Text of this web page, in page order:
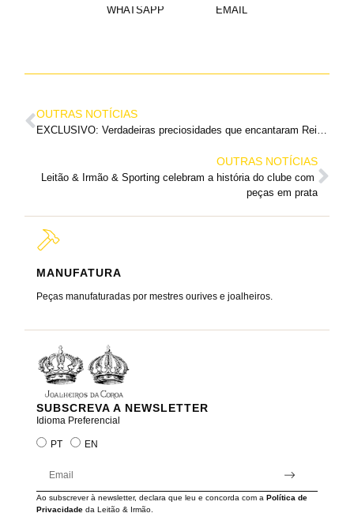
WHATSAPP EMAIL
OUTRAS NOTÍCIAS
EXCLUSIVO: Verdadeiras preciosidades que encantaram Reis e Rainhas
OUTRAS NOTÍCIAS
Leitão & Irmão & Sporting celebram a história do clube com
peças em prata
MANUFATURA
Peças manufaturadas por mestres ourives e joalheiros.
SUBSCREVA A NEWSLETTER
Idioma Preferencial
PT EN
Ao subscrever à newsletter, declara que leu e concorda com aPolítica de
Privacidade da Leitão & Irmão.